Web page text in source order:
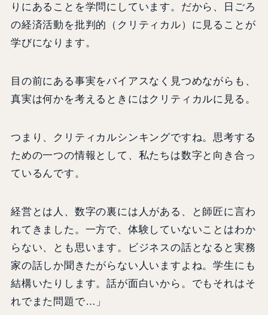
りにあることを学問にしています。だから、日ごろ
の経済活動を批判的（クリティカル）に見ることが
学びになります。
目の前にある事実をバイアスなく見つめながらも、
真実は何かを考えるときにはクリティカルに見る。
つまり、クリティカルシンキングですね。思考する
ための一つの情報として、私たちは数字と向き合っ
ているんです。
経営とは人、数字の裏には人がある、と師匠に言わ
れてきました。一方で、体験していないことはわか
らない、とも思います。ビジネスの話となると実務
家の話しか聞きたがらない人いますよね。学生にも
結構いたりします。話が面白いから。でもそれはそ
れでまた問題で…」